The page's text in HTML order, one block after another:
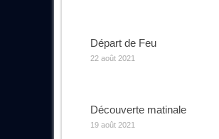
Départ de Feu
22 août 2021
Découverte matinale
19 août 2021